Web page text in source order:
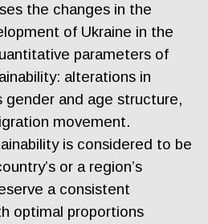
the changes in the
of Ukraine in the
parameters of
alterations in
gender and age structure,
movement.
is considered to be
or a region’s
a consistent
optimal proportions